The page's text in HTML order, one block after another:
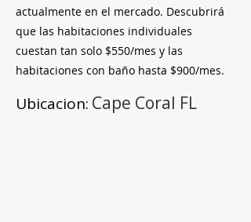
actualmente en el mercado. Descubrirá
que las habitaciones individuales
cuestan tan solo $550/mes y las
habitaciones con baño hasta $900/mes.
Ubicacion: Cape Coral FL